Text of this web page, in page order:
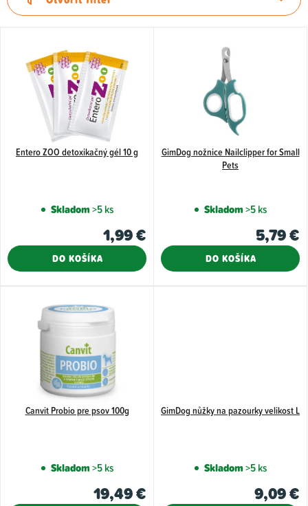
e
d
o
v
k
t
Entero ZOO detoxikačný gél 10 g
Skladom>5 ks
1,99 €
DO KOŠÍKA
GimDog nožnice Nailclipper for Small
Pets
Skladom>5 ks
5,79 €
DO KOŠÍKA
Canvit Probio pre psov 100g
Skladom>5 ks
19,49 €
GimDog nůžky na pazourky velikost L
Skladom>5 ks
9,09 €